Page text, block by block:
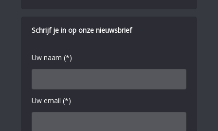
Schrijf je in op onze nieuwsbrief
Uw naam (*)
Uw email (*)